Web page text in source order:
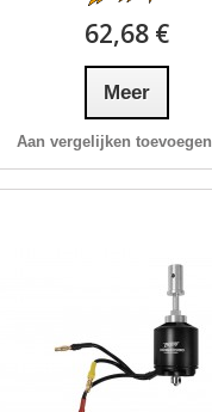
62,68 €
Meer
Aan vergelijken toevoegen